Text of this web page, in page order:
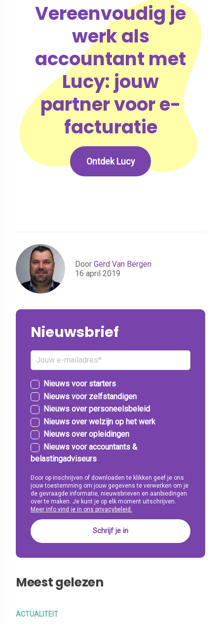
Vereenvoudig je
werk als
accountant met
Lucy: jouw
partner voor e-
facturatie
Ontdek Lucy
Door Gerd Van Bergen
16 april 2019
Nieuwsbrief
Nieuws voor starters
Nieuws voor zelfstandigen
Nieuws over personeelsbeleid
Nieuws over welzijn op het werk
Nieuws over opleidingen
Nieuws voor accountants &
belastingadviseurs
Door op inschrijven of downloaden te klikken geef je ons
jouw toestemming om jouw gegevens te verwerken om je
de gevraagde informatie, nieuwsbrieven en aanbiedingen
over te maken. Je kunt je op elk moment uitschrijven.
Meer info vind je in ons privacybeleid.
Meest gelezen
ACTUALITEIT